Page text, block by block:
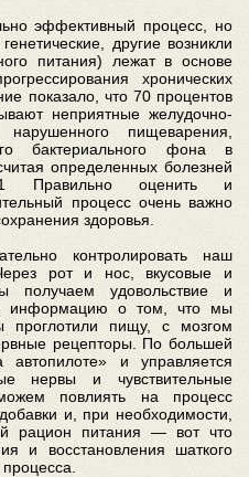
эффективный процесс, но
другие возникли
питания) лежат в основе
хронических
показало, что 70 процентов
неприятные желудочно-
пищеварения,
бактериального фона в
определенных болезней
Правильно оценить и
процесс очень важно
здоровья.
контролировать наш
рот и нос, вкусовые и
получаем удовольствие и
информацию о том, что мы
пищу, с мозгом
рецепторы. По большей
и управляется
нервы и чувствительные
повлиять на процесс
и, при необходимости,
рацион питания — вот что
и восстановления шаткого